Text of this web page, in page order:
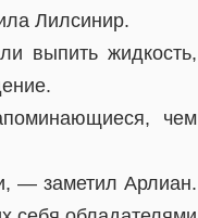
Лилсинир.
выпить жидкость,
чем
— заметил Арлиан.